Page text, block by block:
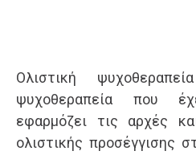
Ολιστική
ψυχοθεραπεία που
εφαρμόζει τις αρχές
ολιστικής προσέγγισης